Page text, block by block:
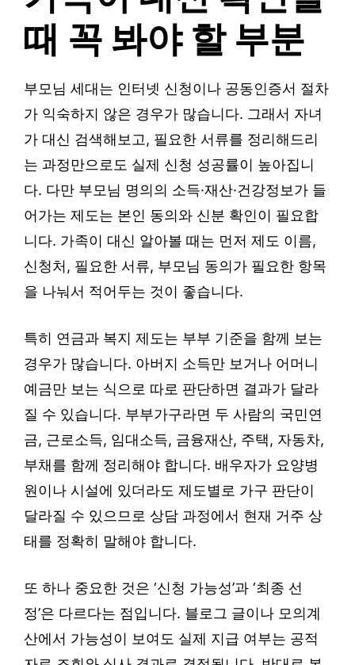
때 꼭 봐야 할 부분
부모님 세대는 인터넷 신청이나 공동인증서 절차
가 익숙하지 않은 경우가 많습니다. 그래서 자녀
가 대신 검색해보고, 필요한 서류를 정리해드리
는 과정만으로도 실제 신청 성공률이 높아집니
다. 다만 부모님 명의의 소득·재산·건강정보가 들
어가는 제도는 본인 동의와 신분 확인이 필요합
니다. 가족이 대신 알아볼 때는 먼저 제도 이름,
신청처, 필요한 서류, 부모님 동의가 필요한 항목
을 나눠서 적어두는 것이 좋습니다.
특히 연금과 복지 제도는 부부 기준을 함께 보는
경우가 많습니다. 아버지 소득만 보거나 어머니
예금만 보는 식으로 따로 판단하면 결과가 달라
질 수 있습니다. 부부가구라면 두 사람의 국민연
금, 근로소득, 임대소득, 금융재산, 주택, 자동차,
부채를 함께 정리해야 합니다. 배우자가 요양병
원이나 시설에 있더라도 제도별로 가구 판단이
달라질 수 있으므로 상담 과정에서 현재 거주 상
태를 정확히 말해야 합니다.
또 하나 중요한 것은 ‘신청 가능성’과 ‘최종 선
정’은 다르다는 점입니다. 블로그 글이나 모의계
산에서 가능성이 보여도 실제 지급 여부는 공적